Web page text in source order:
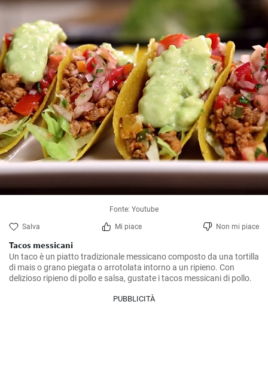
Fonte: Youtube
Salva Mi piace Non mi piace
Tacos messicani
Un taco è un piatto tradizionale messicano composto da una tortilla
di mais o grano piegata o arrotolata intorno a un ripieno. Con
delizioso ripieno di pollo e salsa, gustate i tacos messicani di pollo.
PUBBLICITÀ